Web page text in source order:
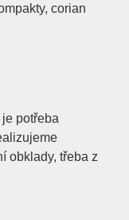
corian
potřeba
obklady, třeba z